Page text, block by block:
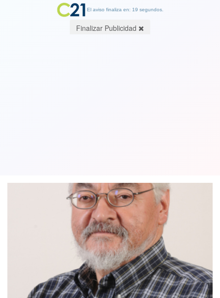
El aviso finaliza en: 19 segundos.
Finalizar Publicidad